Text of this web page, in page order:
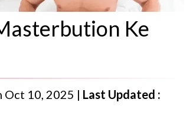
Ke
Oct 10, 2025 | Last Updated :